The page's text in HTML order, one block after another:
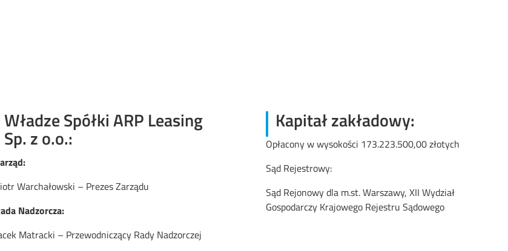
Władze Spółki ARP Leasing
Sp. z o.o.:
Warchałowski – Prezes Zarządu
Nadzorcza:
Matracki – Przewodniczący Rady Nadzorczej
Kapitał zakładowy:
Opłacony w wysokości 173.223.500,00 złotych
Sąd Rejestrowy:
Sąd Rejonowy dla m.st. Warszawy, XII Wydział
Gospodarczy Krajowego Rejestru Sądowego